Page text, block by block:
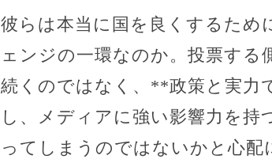
彼らは本当に国を良くするため
ェンジの一環なのか。投票する
続くのではなく、**政策と実力
し、メディアに強い影響力を持
ってしまうのではないかと心配